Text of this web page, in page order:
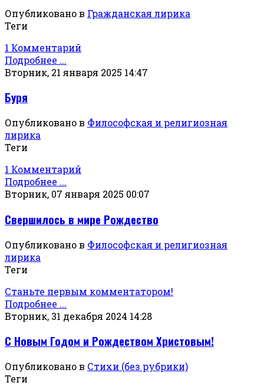
Опубликовано в Гражданская лирика
Теги
1 Комментарий
Подробнее ...
Вторник, 21 января 2025 14:47
Буря
Опубликовано в Философская и религиозная
лирика
Теги
1 Комментарий
Подробнее ...
Вторник, 07 января 2025 00:07
Свершилось в мире Рождество
Опубликовано в Философская и религиозная
лирика
Теги
Станьте первым комментатором!
Подробнее ...
Вторник, 31 декабря 2024 14:28
С Новым Годом и Рождеством Христовым!
Опубликовано в Стихи (без рубрики)
Теги